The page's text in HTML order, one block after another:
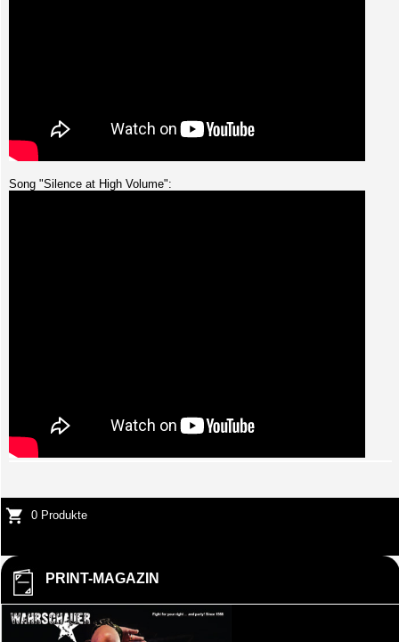
Song "Silence at High Volume":
0 Produkte
PRINT-MAGAZIN